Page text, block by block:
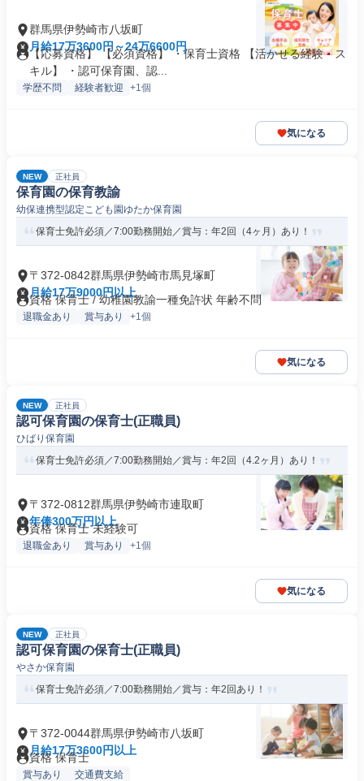
群馬県伊勢崎市八坂町
月給17万3600円～24万6600円
【応募資格】 【必須資格】 ・保育士資格 【活かせる経験・ス
キル】 ・認可保育園、認...
学歴不問 経験者歓迎 +1個
気になる
NEW 正社員
保育園の保育教諭
幼保連携型認定こども園ゆたか保育園
保育士免許必須／7:00勤務開始／賞与：年2回（4ヶ月）あり！
〒372-0842群馬県伊勢崎市馬見塚町
月給17万9000円以上
資格 保育士 / 幼稚園教諭一種免許状 年齢不問
退職金あり 賞与あり +1個
気になる
NEW 正社員
認可保育園の保育士(正職員)
ひばり保育園
保育士免許必須／7:00勤務開始／賞与：年2回（4.2ヶ月）あり！
〒372-0812群馬県伊勢崎市連取町
年俸300万円以上
資格 保育士 未経験可
退職金あり 賞与あり +1個
気になる
NEW 正社員
認可保育園の保育士(正職員)
やさか保育園
保育士免許必須／7:00勤務開始／賞与：年2回あり！
〒372-0044群馬県伊勢崎市八坂町
月給17万3600円以上
資格 保育士
賞与あり 交通費支給